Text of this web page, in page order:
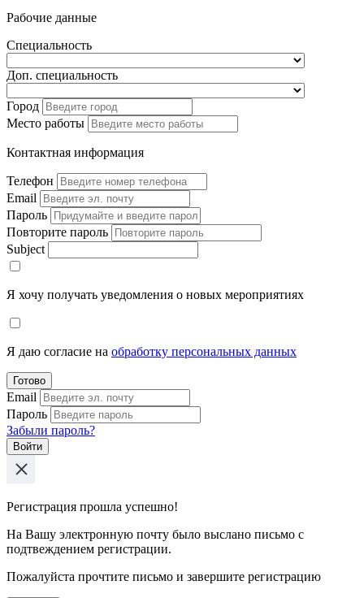
Рабочие данные
Специальность
Доп. специальность
Город
Место работы
Контактная информация
Телефон
Email
Пароль
Повторите пароль
Subject
Я хочу получать уведомления о новых мероприятиях
Я даю согласие на обработку персональных данных
Готово
Email
Пароль
Забыли пароль?
Войти
Регистрация прошла успешно!
На Вашу электронную почту было выслано письмо с
подтвеждением регистрации.
Пожалуйста прочтите письмо и завершите регистрацию